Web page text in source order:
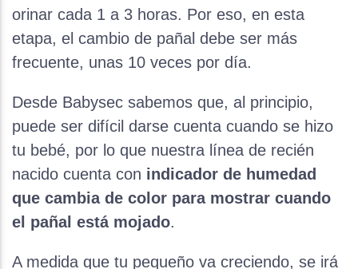
orinar cada 1 a 3 horas. Por eso, en esta
etapa, el cambio de pañal debe ser más
frecuente, unas 10 veces por día.
Desde Babysec sabemos que, al principio,
puede ser difícil darse cuenta cuando se hizo
tu bebé, por lo que nuestra línea de recién
nacido cuenta con indicador de humedad
que cambia de color para mostrar cuando
el pañal está mojado.
A medida que tu pequeño va creciendo, se irá